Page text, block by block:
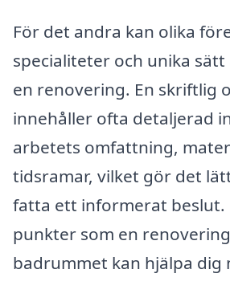
För det andra kan olika
specialiteter och unika
en renovering. En skriftlig
innehåller ofta detaljerad
arbetets omfattning,
tidsramar, vilket gör det
fatta ett informerat beslut.
punkter som en
badrummet kan hjälpa dig